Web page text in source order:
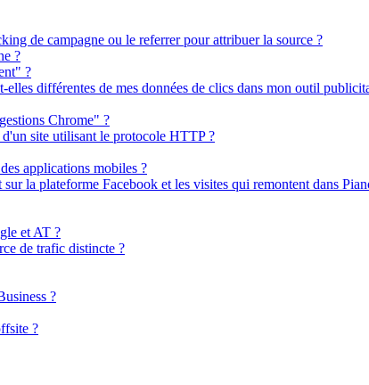
de campagne ou le referrer pour attribuer la source ?
?
?
différentes de mes données de clics dans mon outil
Chrome" ?
site utilisant le protocole HTTP ?
applications mobiles ?
la plateforme Facebook et les visites qui remontent dans
et AT ?
de trafic distincte ?
?
?